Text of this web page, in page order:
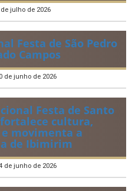
julho de 2026
Festa de São Pedro
Campos
de junho de 2026
Festa de Santo
cultura,
movimenta a
de Ibimirim
de junho de 2026